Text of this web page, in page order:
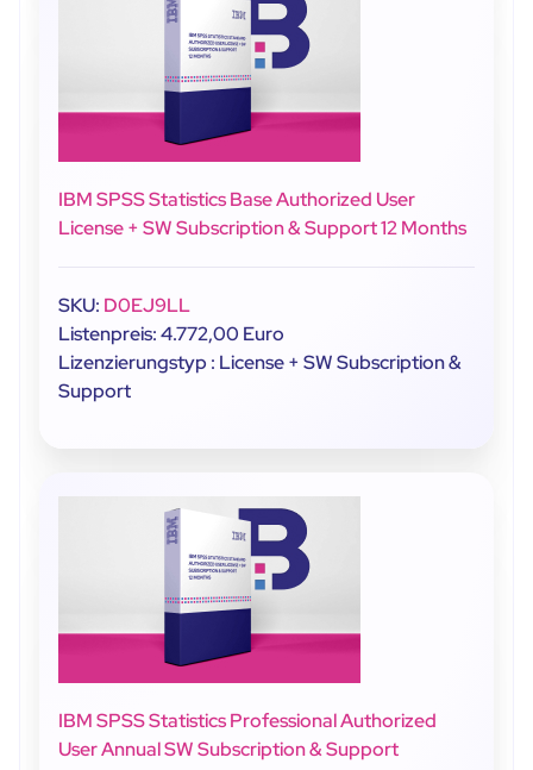
IBM SPSS Statistics Base Authorized User
License + SW Subscription & Support 12 Months
SKU: D0EJ9LL
Listenpreis: 4.772,00 Euro
Lizenzierungstyp : License + SW Subscription &
Support
IBM SPSS Statistics Professional Authorized
User Annual SW Subscription & Support